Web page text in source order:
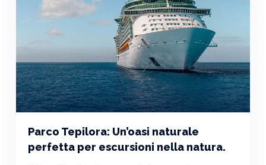
Parco Tepilora: Un’oasi naturale
perfetta per escursioni nella natura.